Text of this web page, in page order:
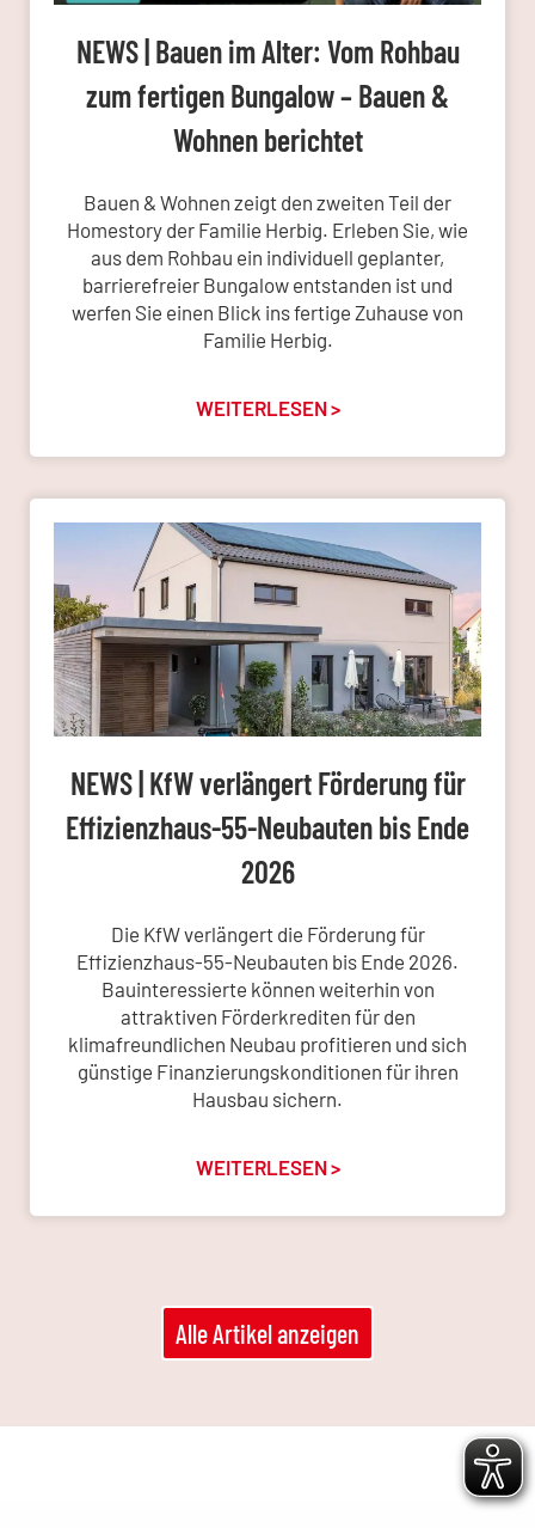
NEWS | Bauen im Alter: Vom Rohbau
zum fertigen Bungalow – Bauen &
Wohnen berichtet
Bauen & Wohnen zeigt den zweiten Teil der
Homestory der Familie Herbig. Erleben Sie, wie
aus dem Rohbau ein individuell geplanter,
barrierefreier Bungalow entstanden ist und
werfen Sie einen Blick ins fertige Zuhause von
Familie Herbig.
WEITERLESEN >
NEWS | KfW verlängert Förderung für
Effizienzhaus-55-Neubauten bis Ende
2026
Die KfW verlängert die Förderung für
Effizienzhaus-55-Neubauten bis Ende 2026.
Bauinteressierte können weiterhin von
attraktiven Förderkrediten für den
klimafreundlichen Neubau profitieren und sich
günstige Finanzierungskonditionen für ihren
Hausbau sichern.
WEITERLESEN >
Alle Artikel anzeigen